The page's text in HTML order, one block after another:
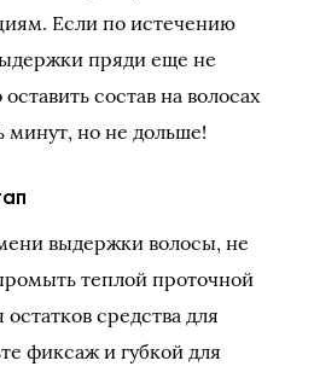
Если по истечению
пряди еще не
состав на волосах
минут, но не дольше!
выдержки волосы, не
теплой проточной
средства для
фиксаж и губкой для